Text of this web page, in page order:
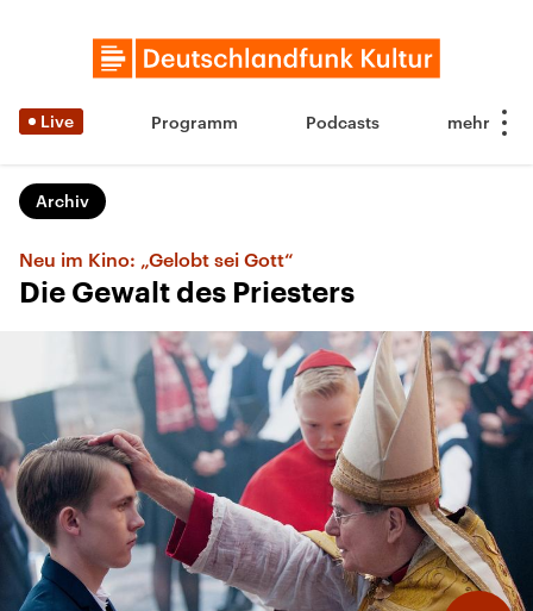
Live Programm Podcasts
Archiv
Neu im Kino: „Gelobt sei Gott“
Die Gewalt des Priesters